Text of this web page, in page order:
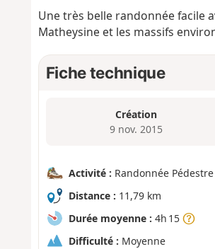
Une très belle randonnée facile
Matheysine et les massifs
Fiche technique
Création
9 nov. 2015
Activité : Randonnée Pédestre
Distance : 11,79 km
Durée moyenne : 4h 15
Difficulté : Moyenne